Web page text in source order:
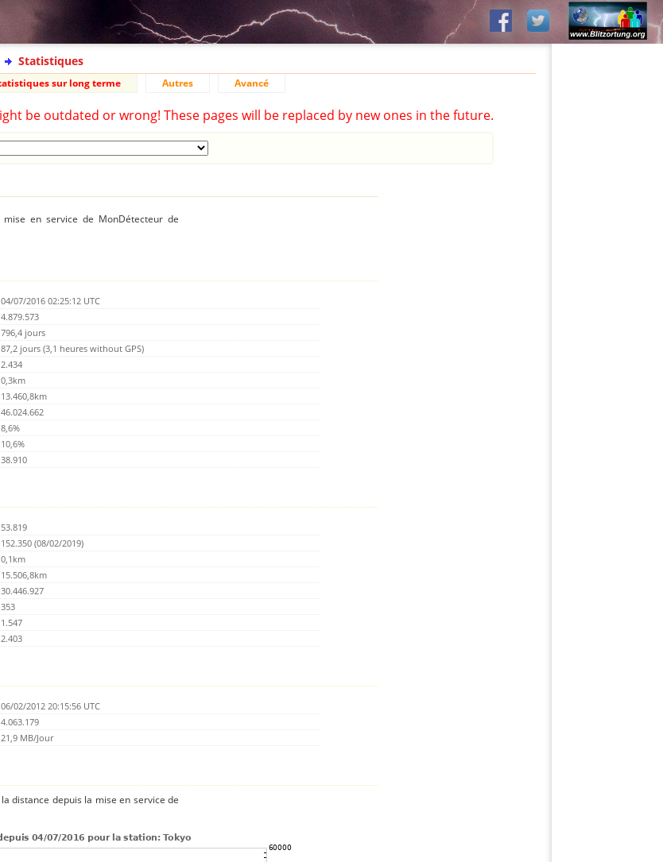
Statistiques
sur long terme Autres Avancé
be outdated or wrong! These pages will be replaced by new ones in the future.
en service de MonDétecteur de
04/07/2016 02:25:12 UTC
4.879.573
796,4 jours
87,2 jours (3,1 heures without GPS)
2.434
0,3km
13.460,8km
46.024.662
8,6%
10,6%
38.910
53.819
152.350 (08/02/2019)
0,1km
15.506,8km
30.446.927
353
1.547
2.403
06/02/2012 20:15:56 UTC
4.063.179
21,9 MB/Jour
distance depuis la mise en service de